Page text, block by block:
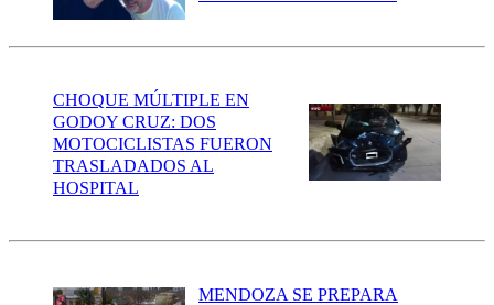
CHOQUE MÚLTIPLE EN
GODOY CRUZ: DOS
MOTOCICLISTAS FUERON
TRASLADADOS AL
HOSPITAL
MENDOZA SE PREPARA